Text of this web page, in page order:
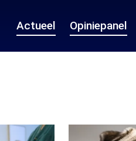
Actueel Opiniepanel